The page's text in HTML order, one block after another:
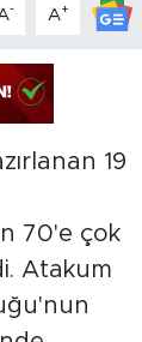
- A+
19
70'e çok
Atakum